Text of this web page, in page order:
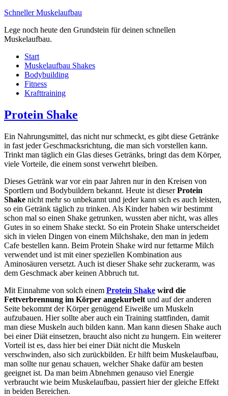
Schneller Muskelaufbau
Lege noch heute den Grundstein für deinen schnellen
Muskelaufbau.
Start
Muskelaufbau Shakes
Bodybuilding
Fitness
Krafttraining
Protein Shake
Ein Nahrungsmittel, das nicht nur schmeckt, es gibt diese Getränke
in fast jeder Geschmacksrichtung, die man sich vorstellen kann.
Trinkt man täglich ein Glas dieses Getränks, bringt das dem Körper,
viele Vorteile, die einem sonst verwehrt bleiben.
Dieses Getränk war vor ein paar Jahren nur in den Kreisen von
Sportlern und Bodybuildern bekannt. Heute ist dieserProtein
Shake nicht mehr so unbekannt und jeder kann sich es auch leisten,
so ein Getränk täglich zu trinken. Als Kinder haben wir bestimmt
schon mal so einen Shake getrunken, wussten aber nicht, was alles
Gutes in so einem Shake steckt. So ein Protein Shake unterscheidet
sich in vielen Dingen von einem Milchshake, den man in jedem
Cafe bestellen kann. Beim Protein Shake wird nur fettarme Milch
verwendet und ist mit einer speziellen Kombination aus
Aminosäuren versetzt. Auch ist dieser Shake sehr zuckerarm, was
dem Geschmack aber keinen Abbruch tut.
Mit Einnahme von solch einem Protein Shake wird die
Fettverbrennung im Körper angekurbelt und auf der anderen
Seite bekommt der Körper genügend Eiweiße um Muskeln
aufzubauen. Hier sollte aber auch ein Training stattfinden, damit
man diese Muskeln auch bilden kann. Man kann diesen Shake auch
bei einer Diät einsetzen, braucht also nicht zu hungern. Ein weiterer
Vorteil ist es, dass hier bei einer Diät nicht die Muskeln
verschwinden, also sich zurückbilden. Er hilft beim Muskelaufbau,
man sollte nur genau schauen, welcher Shake dafür am besten
geeignet ist. Da man beim Abnehmen genauso viel Energie
verbraucht wie beim Muskelaufbau, passiert hier der gleiche Effekt
in beiden Bereichen.